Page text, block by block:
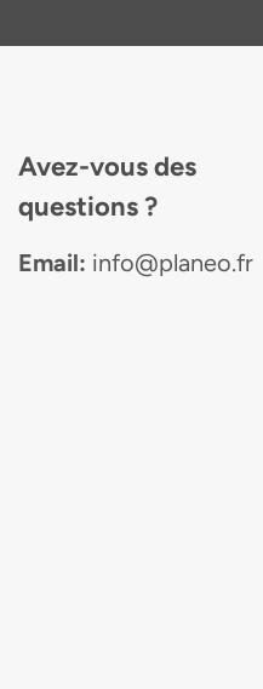
Avez-vous des
questions ?
Email: info@planeo.fr